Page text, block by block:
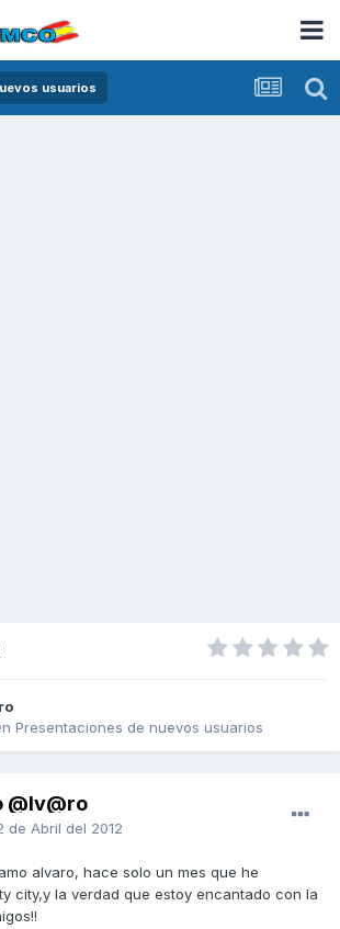
usuarios
Presentaciones de nuevos usuarios
@lv@ro
de Abril del 2012
alvaro, hace solo un mes que he
city,y la verdad que estoy encantado con la